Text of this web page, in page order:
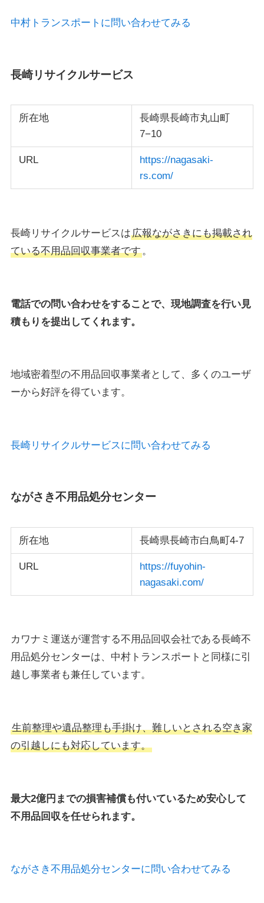
中村トランスポートに問い合わせてみる
長崎リサイクルサービス
所在地
長崎県長崎市丸山町
7−10
URL
https://nagasaki-
rs.com/
長崎リサイクルサービスは広報ながさきにも掲載され
ている不用品回収事業者です。
電話での問い合わせをすることで、現地調査を行い見
積もりを提出してくれます。
地域密着型の不用品回収事業者として、多くのユーザ
ーから好評を得ています。
長崎リサイクルサービスに問い合わせてみる
ながさき不用品処分センター
所在地 長崎県長崎市白鳥町4-7
URL
https://fuyohin-
nagasaki.com/
カワナミ運送が運営する不用品回収会社である長崎不
用品処分センターは、中村トランスポートと同様に引
越し事業者も兼任しています。
生前整理や遺品整理も手掛け、難しいとされる空き家
の引越しにも対応しています。
最大2億円までの損害補償も付いているため安心して
不用品回収を任せられます。
ながさき不用品処分センターに問い合わせてみる